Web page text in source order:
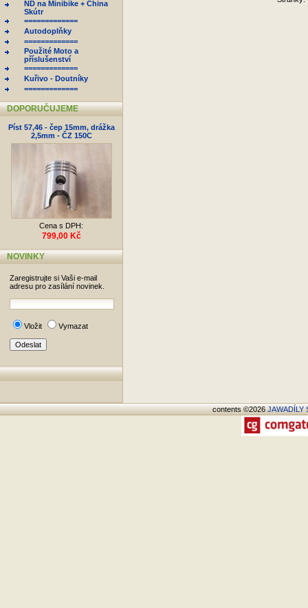
ND na Minibike + China
Skútr
=============
Autodoplňky
=============
Použité Moto a
příslušenství
=============
Kuřivo - Doutníky
=============
DOPORUČUJEME
Píst 57,46 - čep 15mm, drážka
2,5mm - ČZ 150C
Cena s DPH:
799,00 Kč
NOVINKY
Zaregistrujte si Vaši e-mail
adresu pro zasílání novinek.
Vložit Vymazat
contents ©2026JAWADÍLY